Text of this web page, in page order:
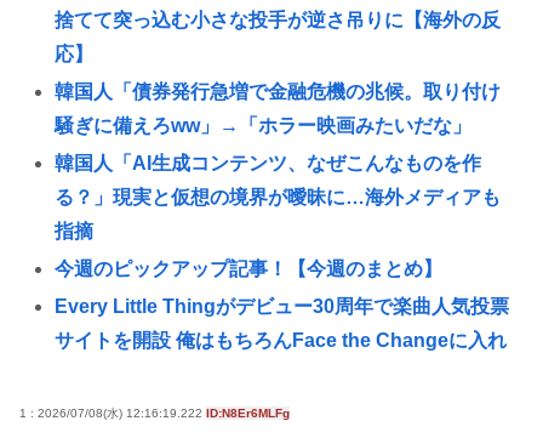
捨てて突っ込む小さな投手が逆さ吊りに【海外の反
応】
韓国人「債券発行急増で金融危機の兆候。取り付け
騒ぎに備えろww」→「ホラー映画みたいだな」
韓国人「AI生成コンテンツ、なぜこんなものを作
る？」現実と仮想の境界が曖昧に…海外メディアも
指摘
今週のピックアップ記事！【今週のまとめ】
Every Little Thingがデビュー30周年で楽曲人気投票
サイトを開設 俺はもちろんFace the Changeに入れ
韓国人「人間冷蔵庫は日本が作ったから絶対に売れ
1 : 2026/07/08(水) 12:16:19.222 ID:N8Er6MLFg